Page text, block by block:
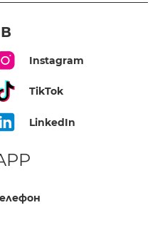
Instagram
TikTok
LinkedIn